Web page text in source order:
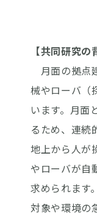
【共同研究の
月面の拠点
械やローバ（
います。月面
るため、連続
地上から人が
やローバが自
求められます
対象や環境の